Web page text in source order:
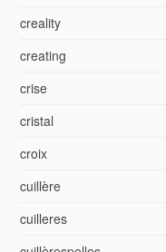
creality
creating
crise
cristal
croix
cuillère
cuilleres